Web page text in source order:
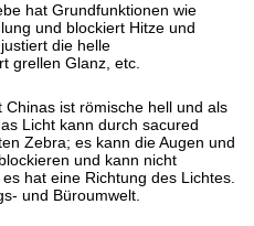
hat Grundfunktionen wie
und blockiert Hitze und
die helle
grellen Glanz, etc.
ist römische hell und als
Licht kann durch sacured
Zebra; es kann die Augen und
und kann nicht
hat eine Richtung des Lichtes.
und Büroumwelt.